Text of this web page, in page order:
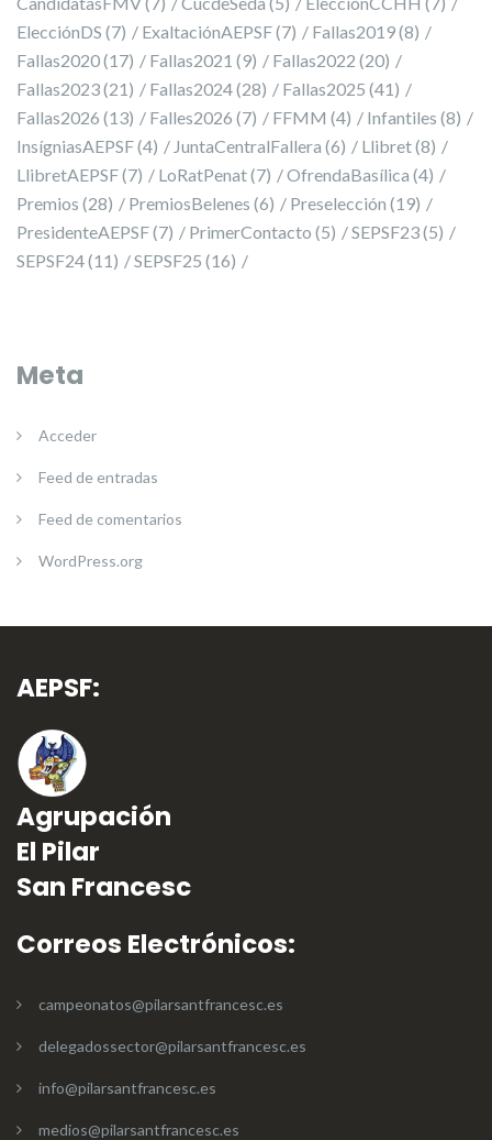
ElecciónDS (7) ExaltaciónAEPSF(7) Fallas2019(8)
Fallas2020(17) Fallas2021 (9) Fallas2022 (20)
Fallas2023(21) Fallas2024(28) Fallas2025 (41)
Fallas2026 (13) Falles2026 (7) FFMM (4) Infantiles (8)
InsígniasAEPSF(4) JuntaCentralFallera (6) Llibret(8)
LlibretAEPSF(7) LoRatPenat(7) OfrendaBasílica (4)
Premios (28) PremiosBelenes (6) Preselección (19)
PresidenteAEPSF(7) PrimerContacto (5) SEPSF23(5)
SEPSF24(11) SEPSF25 (16)
Meta
Acceder
Feed de entradas
Feed de comentarios
WordPress.org
AEPSF:
Agrupación
El Pilar
San Francesc
Correos Electrónicos:
campeonatos@pilarsantfrancesc.es
delegadossector@pilarsantfrancesc.es
info@pilarsantfrancesc.es
medios@pilarsantfrancesc.es